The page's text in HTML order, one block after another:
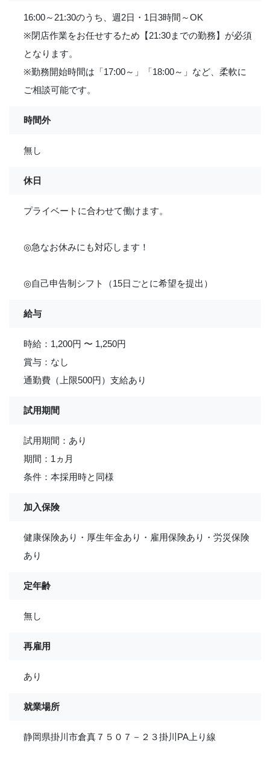
16:00～21:30のうち、週2日・1日3時間～OK
※閉店作業をお任せするため【21:30までの勤務】が必須
となります。
※勤務開始時間は「17:00～」「18:00～」など、柔軟に
ご相談可能です。
時間外
無し
休日
プライベートに合わせて働けます。
◎急なお休みにも対応します！
◎自己申告制シフト（15日ごとに希望を提出）
給与
時給：1,200円 〜 1,250円
賞与：なし
通勤費（上限500円）支給あり
試用期間
試用期間：あり
期間：1ヵ月
条件：本採用時と同様
加入保険
健康保険あり・厚生年金あり・雇用保険あり・労災保険
あり
定年齢
無し
再雇用
あり
就業場所
静岡県掛川市倉真７５０７－２３掛川PA上り線